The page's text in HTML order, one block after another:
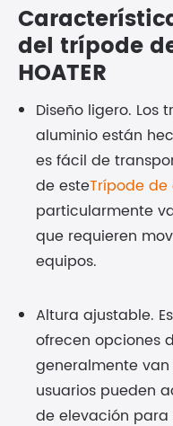
del trípode
HOATER
Diseño ligero. Los
aluminio están
es fácil de
de esteTrípode
particularmente
que requieren
equipos.
Altura ajustable.
ofrecen opciones
generalmente van
usuarios pueden
de elevación